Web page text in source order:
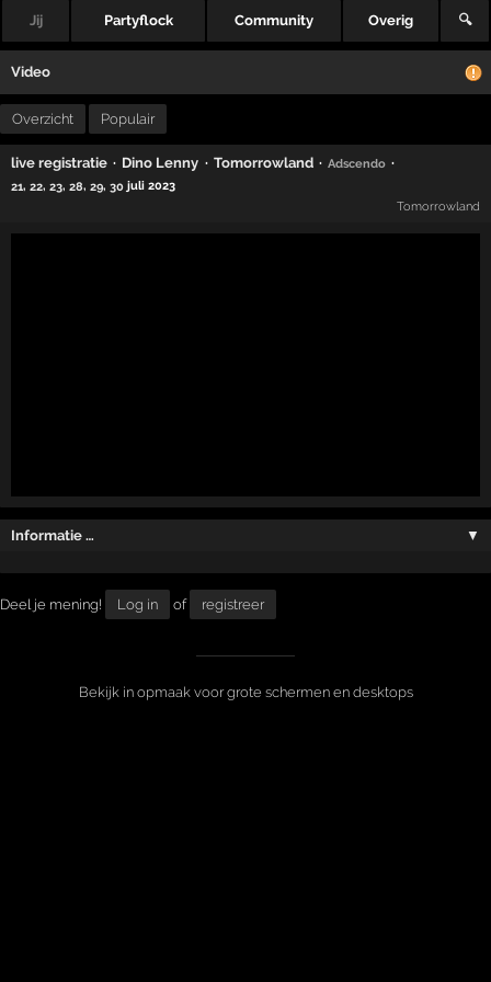
Jij Partyflock Community Overig 🔍
Video
Overzicht Populair
live registratie · Dino Lenny · Tomorrowland · Adscendo ·
21,22,23,28,29,30 juli 2023
Tomorrowland
Informatie … ▼
Deel je mening! Log in of registreer
Bekijk in opmaak voor grote schermen en desktops